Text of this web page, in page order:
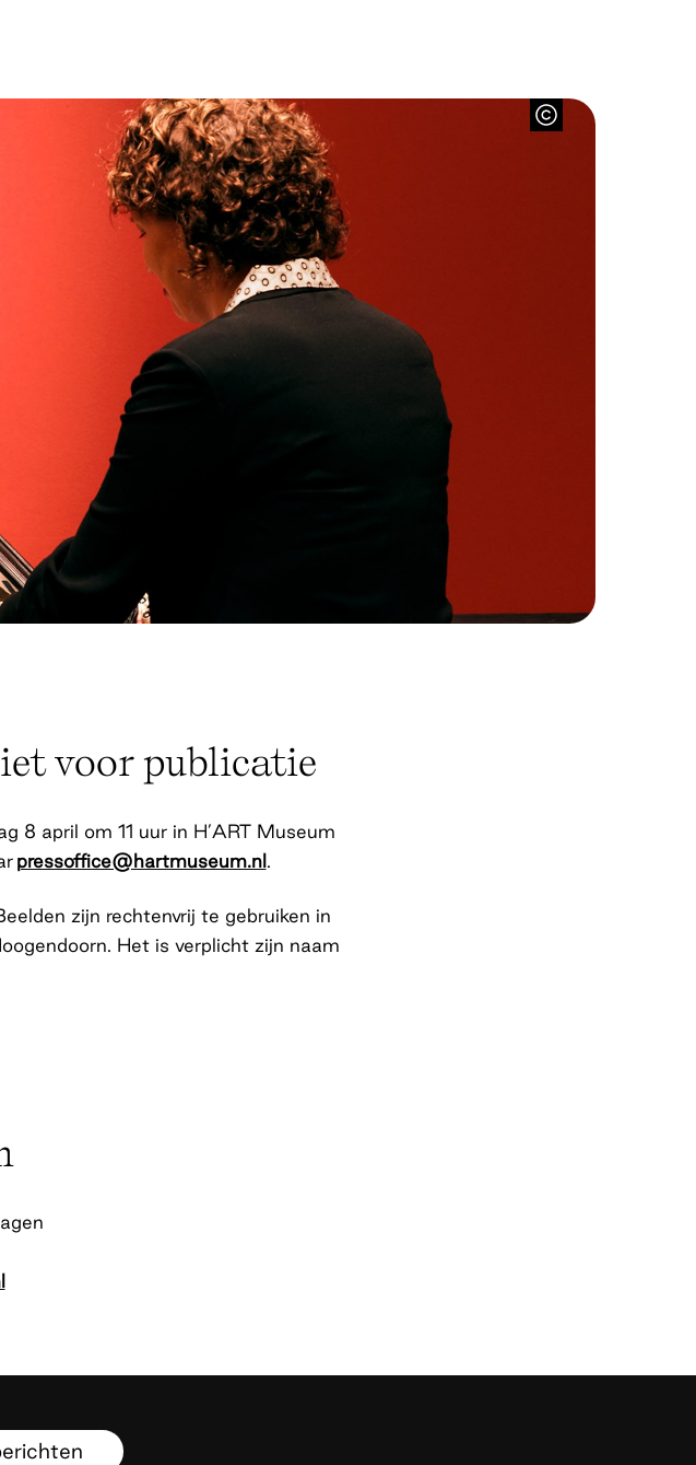
voor publicatie
8 april om 11 uur in H’ART Museum
pressoffice@hartmuseum.nl.
zijn rechtenvrij te gebruiken in
Het is verplicht zijn naam